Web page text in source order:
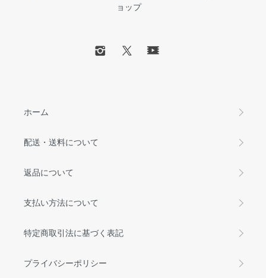
ョップ
ホーム
配送・送料について
返品について
支払い方法について
特定商取引法に基づく表記
プライバシーポリシー